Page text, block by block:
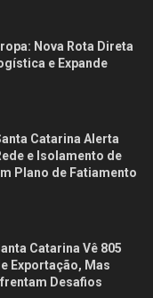
Nova Rota Direta
e Expande
Catarina Alerta
e Isolamento de
Plano de Fatiamento
Catarina Vê 805
Exportação, Mas
Desafios